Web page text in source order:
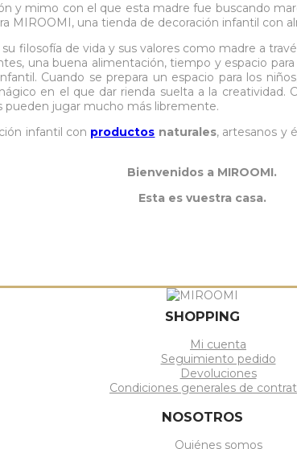
y mimo con el que esta madre fue buscando
MIROOMI, una tienda de decoración infantil con
filosofía de vida y sus valores como madre a
una buena alimentación, tiempo y espacio
Cuando se prepara un espacio para los
en el que dar rienda suelta a la creatividad.
pueden jugar mucho más libremente.
infantil con productos naturales, artesanos y
Bienvenidos a MIROOMI.
Esta es vuestra casa.
SHOPPING
Mi cuenta
Seguimiento pedido
Devoluciones
Condiciones generales de
NOSOTROS
Quiénes somos